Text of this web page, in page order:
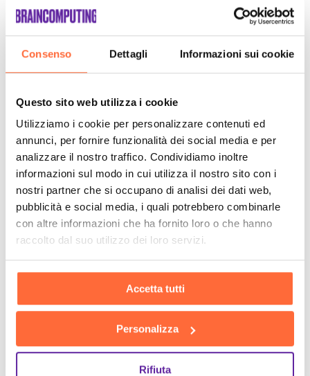
Consenso Dettagli Informazioni sui cookie
Questo sito web utilizza i cookie
Utilizziamo i cookie per personalizzare contenuti ed
annunci, per fornire funzionalità dei social media e per
analizzare il nostro traffico. Condividiamo inoltre
informazioni sul modo in cui utilizza il nostro sito con i
nostri partner che si occupano di analisi dei dati web,
pubblicità e social media, i quali potrebbero combinarle
con altre informazioni che ha fornito loro o che hanno
raccolto dal suo utilizzo dei loro servizi.
Accetta tutti
Personalizza
Rifiuta